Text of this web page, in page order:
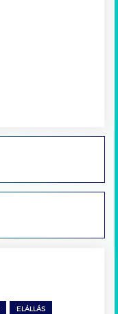
ELÁLLÁS